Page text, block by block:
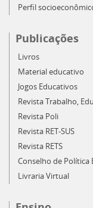
Perfil
Publicações
Livros
Material educativo
Jogos Educativos
Revista Trabalho,
Revista Poli
Revista RET-SUS
Revista RETS
Conselho de Política
Livraria Virtual